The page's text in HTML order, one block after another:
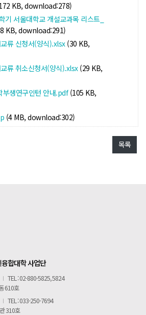
KB, download:278)
서울대학교 개설교과목 리스트_
KB, download:291)
류 신청서(양식).xlsx (30 KB,
류 취소신청서(양식).xlsx (29 KB,
생연구인턴 안내.pdf (105 KB,
(4 MB, download:302)
목록
합대학 사업단
I TEL : 02-880-5825, 5824
610호
I TEL : 033-250-7694
310호